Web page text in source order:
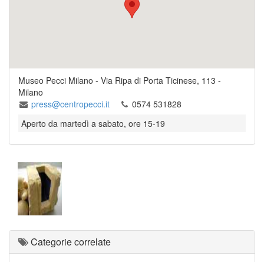
Museo Pecci Milano - Via Ripa di Porta Ticinese, 113 -
Milano
press@centropecci.it
0574 531828
Aperto da martedì a sabato, ore 15-19
Categorie correlate